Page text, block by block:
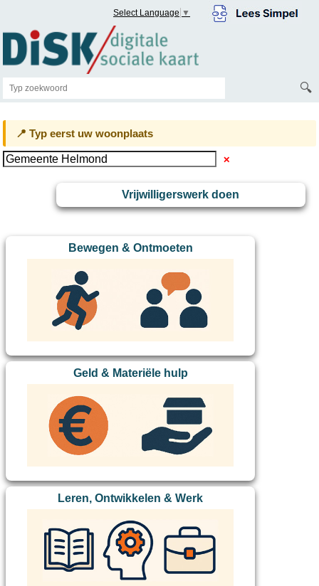
Select Language ▼
🔍
📍 Typ eerst uw woonplaats
✕
Vrijwilligerswerk doen
Bewegen & Ontmoeten
Geld & Materiële hulp
Leren, Ontwikkelen & Werk